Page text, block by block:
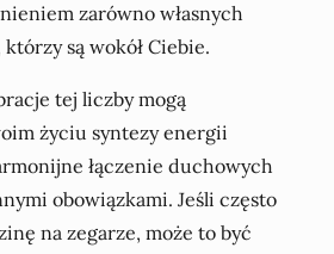
zarówno własnych
są wokół Ciebie.
tej liczby mogą
życiu syntezy energii
łączenie duchowych
obowiązkami. Jeśli często
na zegarze, może to być